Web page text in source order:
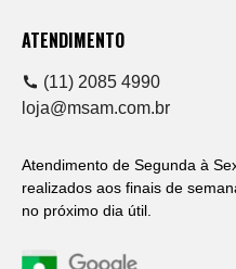
ATENDIMENTO
(11) 2085 4990
loja@msam.com.br
Atendimento de Segunda à
realizados aos finais de
no próximo dia útil.